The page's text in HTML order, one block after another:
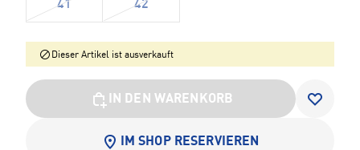
41 42
Dieser Artikel ist ausverkauft
IN DEN WARENKORB
IM SHOP RESERVIEREN